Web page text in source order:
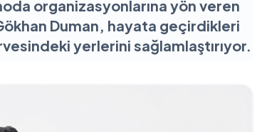
organizasyonlarına yön veren
Duman, hayata geçirdikleri
yerlerini sağlamlaştırıyor.